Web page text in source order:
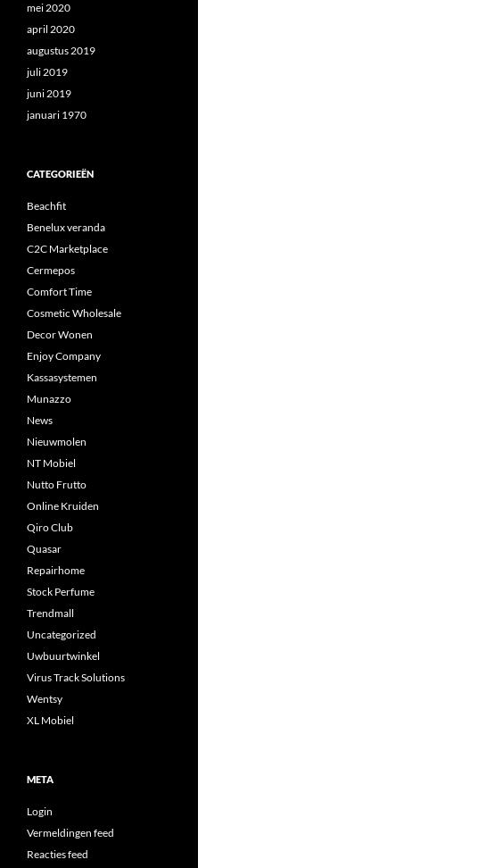
mei 2020
april 2020
augustus 2019
juli 2019
juni 2019
januari 1970
CATEGORIEËN
Beachfit
Benelux veranda
C2C Marketplace
Cermepos
Comfort Time
Cosmetic Wholesale
Decor Wonen
Enjoy Company
Kassasystemen
Munazzo
News
Nieuwmolen
NT Mobiel
Nutto Frutto
Online Kruiden
Qiro Club
Quasar
Repairhome
Stock Perfume
Trendmall
Uncategorized
Uwbuurtwinkel
Virus Track Solutions
Wentsy
XL Mobiel
META
Login
Vermeldingen feed
Reacties feed